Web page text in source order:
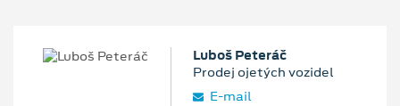
Luboš Peteráč
Prodej ojetých vozidel
E‑mail